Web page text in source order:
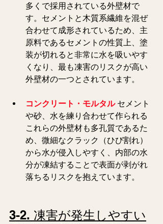
多くで採用されている外壁材で
す。セメントと木質系繊維を混ぜ
合わせて成形されているため、主
原料であるセメントの性質上、塗
装が切れると非常に水を吸いやす
くなり、最も凍害のリスクが高い
外壁材の一つとされています。
コンクリート・モルタル セメント
や砂、水を練り合わせて作られる
これらの外壁材も多孔質であるた
め、微細なクラック（ひび割れ）
から水が侵入しやすく、内部の水
分が凍結することで表面が剥がれ
落ちるリスクを抱えています。
3-2. 凍害が発生しやすい